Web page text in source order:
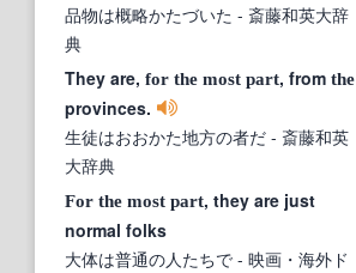
品物は概略かたづいた - 斎藤和英大辞
典
They are, for the most part, from the
provinces.
生徒はおおかた地方の者だ - 斎藤和英
大辞典
For the most part, they are just
normal folks
大体は普通の人たちで - 映画・海外ド